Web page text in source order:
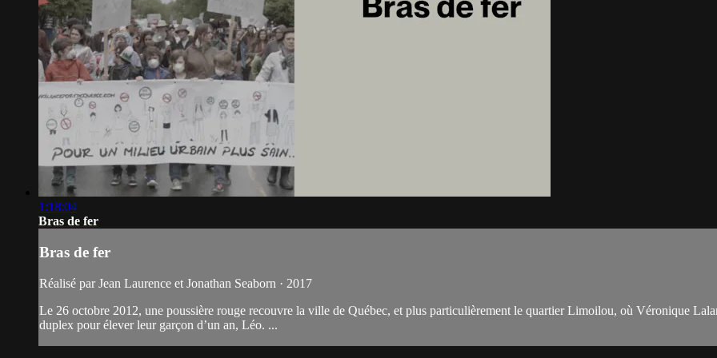
1:18:04
Bras de fer
Bras de fer
Réalisé par Jean Laurence et Jonathan Seaborn · 2017
Le 26 octobre 2012, une poussière rouge recouvre la ville de Québec, et plus particulièrement le quartier Limoilou, où Véronique
duplex pour élever leur garçon d’un an, Léo. ...